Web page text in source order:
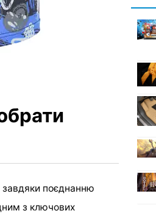
завдяки поєднанню
з ключових